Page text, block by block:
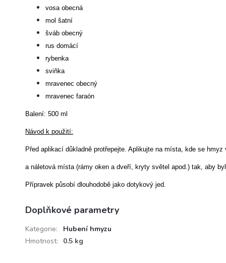
vosa obecná
mol šatní
šváb obecný
rus domácí
rybenka
sviňka
mravenec obecný
mravenec faraón
Balení: 500 ml
Návod k použití:
Před aplikací důkladně protřepejte. Aplikujte na místa, kde se
a náletová místa (rámy oken a dveří, kryty světel apod.) tak, aby
Přípravek působí dlouhodobě jako dotykový jed.
Doplňkové parametry
Kategorie:
Hubení hmyzu
Hmotnost: 0.5 kg